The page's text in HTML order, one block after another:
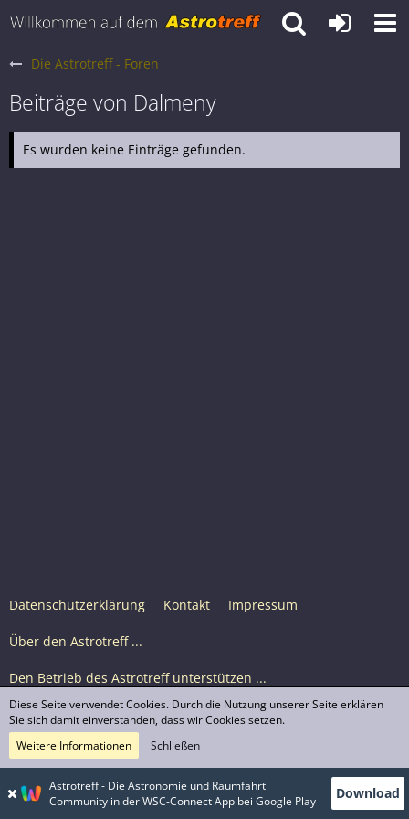
Die Astrotreff - Foren
Beiträge von Dalmeny
Es wurden keine Einträge gefunden.
Datenschutzerklärung Kontakt Impressum
Über den Astrotreff ...
Den Betrieb des Astrotreff unterstützen ...
Nutzungsbedingungen
© Astrotreff 2001-2026, lizenziert unter CC BY-SA,
sofern für einzelne Inhalte nicht anders angegeben
Astrotreff - Die Astronomie und Raumfahrt
Community in der WSC-Connect App bei Google Play
Download
Diese Seite verwendet Cookies. Durch die Nutzung unserer Seite erklären
Sie sich damit einverstanden, dass wir Cookies setzen.
Weitere Informationen
Schließen